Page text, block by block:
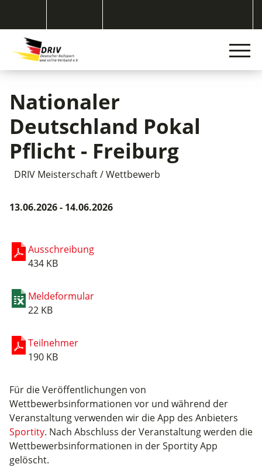
Nationaler
Deutschland Pokal
Pflicht - Freiburg
DRIV Meisterschaft / Wettbewerb
13.06.2026 - 14.06.2026
Ausschreibung
434 KB
Meldeformular
22 KB
Teilnehmer
190 KB
Für die Veröffentlichungen von
Wettbewerbsinformationen vor und während der
Veranstaltung verwenden wir die App des Anbieters
Sportity. Nach Abschluss der Veranstaltung werden die
Wettbewerbsinformationen in der Sportity App
gelöscht.